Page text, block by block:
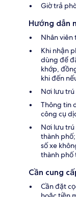
Giờ trả
Hướng dẫn
Nhân viên
Khi nhận
dùng để
khớp,
khi đến
Nơi lưu
Thông tin
công cụ
Nơi lưu
thành
số xe
thành phố
Cần cung
Cần đặt